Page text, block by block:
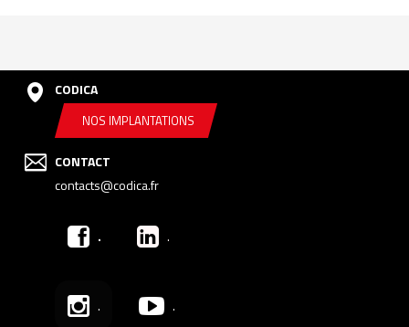
CODICA
NOS IMPLANTATIONS
CONTACT
contacts@codica.fr
. .
. .